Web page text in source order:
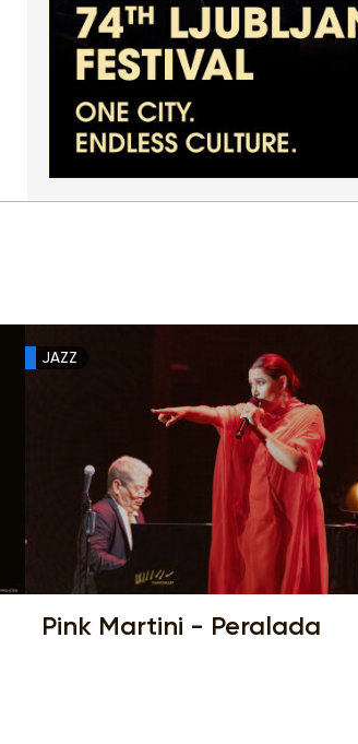
JAZZ
Pink Martini - Peralada